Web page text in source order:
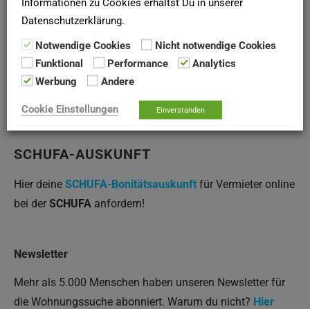
(Tragekorb),Kote(Hütte) oderKitzen(kleine Wohnung)
Bei einer slawischer Wortherkunft würde sich das Wort
Kietz von den Wörternchysa
SCHUFA-AUSKUNFT
Hier deine SCHUFA-Bonitätsauskunft für Vermieter online
bei der SCHUFA anfordern!
Newsletter
Mehr als 5.000 Menschen haben unseren Newsletter für
die Wohnungssuche abonniert. Warum du nicht? Hier
Datenschutzerklärung.
Notwendige Cookies
Nicht notwendige Cookies
Funktional
Performance
Analytics
Werbung
Andere
Cookie Einstellungen Einverstanden